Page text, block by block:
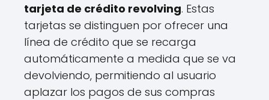
tarjeta de crédito revolving. Estas
tarjetas se distinguen por ofrecer una
línea de crédito que se recarga
automáticamente a medida que se va
devolviendo, permitiendo al usuario
aplazar los pagos de sus compras